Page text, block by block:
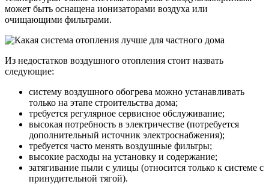
может быть оснащена ионизаторами воздуха или
очищающими фильтрами.
Из недостатков воздушного отопления стоит назвать
следующие:
систему воздушного обогрева можно устанавливать
только на этапе строительства дома;
требуется регулярное сервисное обслуживание;
высокая потребность в электричестве (потребуется
дополнительный источник электроснабжения);
требуется часто менять воздушные фильтры;
высокие расходы на установку и содержание;
затягивание пыли с улицы (относится только к системе с
принудительной тягой).